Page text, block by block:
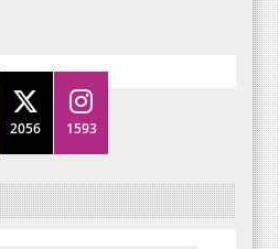
2056 1593